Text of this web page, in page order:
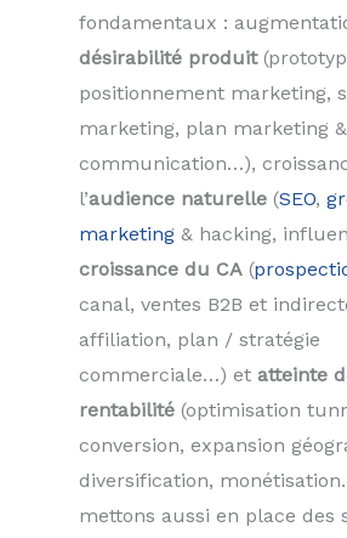
fondamentaux :
désirabilité produit
positionnement marketing,
marketing, plan marketing &
communication…),
l’audience naturelle (SEO,
marketing & hacking,
croissance du CA (
canal, ventes B2B et
affiliation, plan / stratégie
commerciale…) et atteinte
rentabilité (optimisation
conversion, expansion
diversification,
mettons aussi en place des